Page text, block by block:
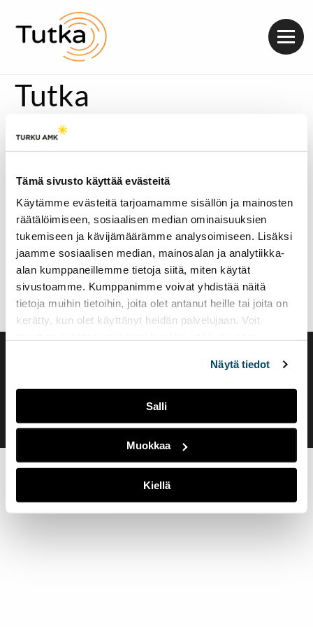
Tämä sivusto käyttää evästeitä
Käytämme evästeitä tarjoamamme sisällön ja mainosten
räätälöimiseen, sosiaalisen median ominaisuuksien
tukemiseen ja kävijämäärämme analysoimiseen. Lisäksi
jaamme sosiaalisen median, mainosalan ja analytiikka-
alan kumppaneillemme tietoja siitä, miten käytät
sivustoamme. Kumppanimme voivat yhdistää näitä
tietoja muihin tietoihin, joita olet antanut heille tai joita on
kerätty, kun olet käyttänyt heidän palvelujaan. Voit
Näytä tiedot
Salli
Muokkaa
Kiellä
Tutka